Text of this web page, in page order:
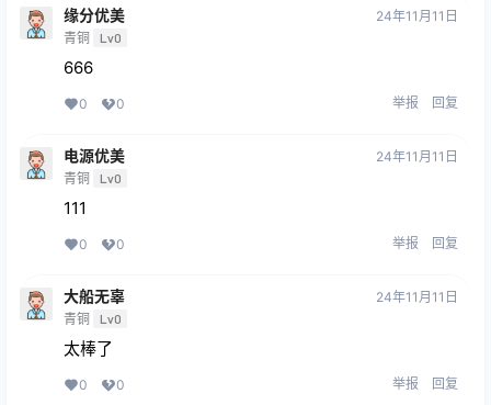
缘分优美
青铜 Lv0
24年11月11日
666
0 0 举报 回复
电源优美
青铜 Lv0
24年11月11日
111
0 0 举报 回复
大船无辜
青铜 Lv0
24年11月11日
太棒了
0 0 举报 回复